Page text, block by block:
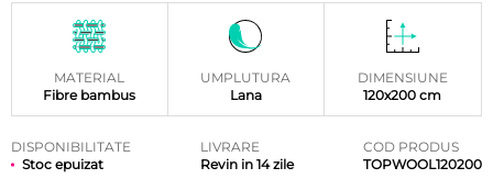
MATERIAL
Fibre bambus
UMPLUTURA
Lana
DIMENSIUNE
120x200 cm
DISPONIBILITATE
Stoc epuizat
LIVRARE
Revin in 14 zile
COD PRODUS
TOPWOOL120200